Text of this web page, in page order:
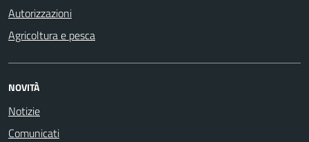
Autorizzazioni
Agricoltura e pesca
NOVITÀ
Notizie
Comunicati